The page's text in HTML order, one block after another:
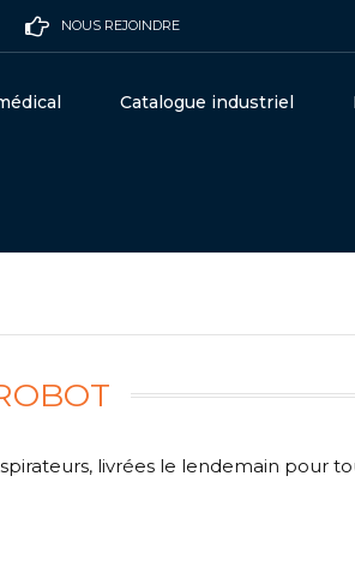
NOUS REJOINDRE
Catalogue industriel
livrées le lendemain pour